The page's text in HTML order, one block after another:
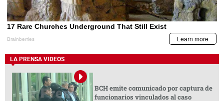
LA PRENSA VIDEOS
BCH emite comunicado por captura de
funcionarios vinculados al caso